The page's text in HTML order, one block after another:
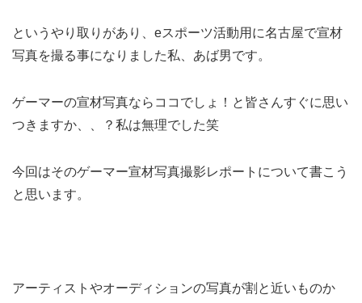
というやり取りがあり、eスポーツ活動用に名古屋で宣材
写真を撮る事になりました私、あば男です。
ゲーマーの宣材写真ならココでしょ！と皆さんすぐに思い
つきますか、、？私は無理でした笑
今回はそのゲーマー宣材写真撮影レポートについて書こう
と思います。
アーティストやオーディションの写真が割と近いものか